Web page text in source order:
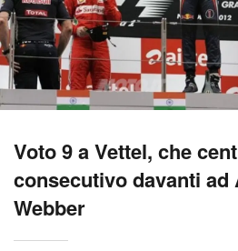
Voto 9 a Vettel, che
consecutivo davanti ad
Webber